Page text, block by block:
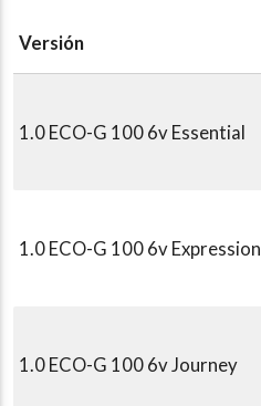
Versión
1.0 ECO-G 100 6v Essential
1.0 ECO-G 100 6v Expression
1.0 ECO-G 100 6v Journey